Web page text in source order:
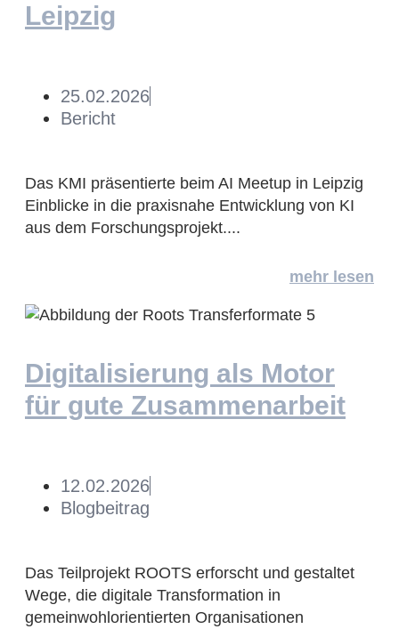
Leipzig
25.02.2026
Bericht
Das KMI präsentierte beim AI Meetup in Leipzig
Einblicke in die praxisnahe Entwicklung von KI
aus dem Forschungsprojekt....
mehr lesen
Digitalisierung als Motor
für gute Zusammenarbeit
12.02.2026
Blogbeitrag
Das Teilprojekt ROOTS erforscht und gestaltet
Wege, die digitale Transformation in
gemeinwohlorientierten Organisationen